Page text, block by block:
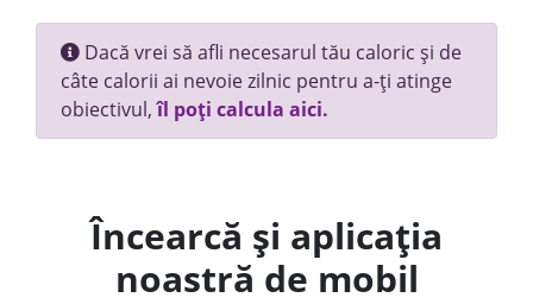
Dacă vrei să afli necesarul tău caloric și de
câte calorii ai nevoie zilnic pentru a-ți atinge
obiectivul,îl poți calcula aici.
Încearcă și aplicația
noastră de mobil